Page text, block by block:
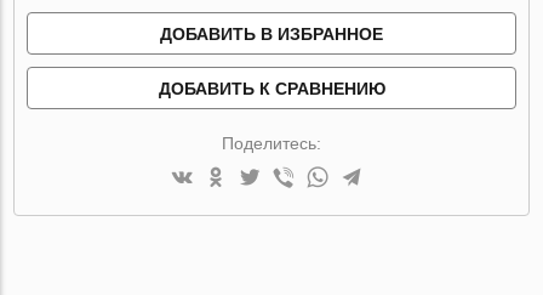
ДОБАВИТЬ В ИЗБРАННОЕ
ДОБАВИТЬ К СРАВНЕНИЮ
Поделитесь: